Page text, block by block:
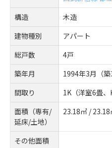
構造
木造
建物種別
アパート
総戸数
4戸
築年月
1994年3月（築
間取り
1K（洋室6畳、
面積（専有/
延床/土地）
23.18㎡ /
その他面積